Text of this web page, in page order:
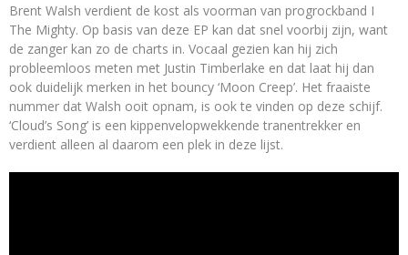
Brent Walsh verdient de kost als voorman van progrockband I
The Mighty. Op basis van deze EP kan dat snel voorbij zijn, want
de zanger kan zo de charts in. Vocaal gezien kan hij zich
probleemloos meten met Justin Timberlake en dat laat hij dan
ook duidelijk merken in het bouncy ‘Moon Creep’. Het fraaiste
nummer dat Walsh ooit opnam, is ook te vinden op deze schijf.
‘Cloud’s Song’ is een kippenvelopwekkende tranentrekker en
verdient alleen al daarom een plek in deze lijst.